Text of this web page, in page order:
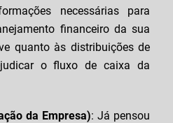
necessárias para
financeiro da sua
quanto às distribuições de
o fluxo de caixa da
da Empresa): Já pensou